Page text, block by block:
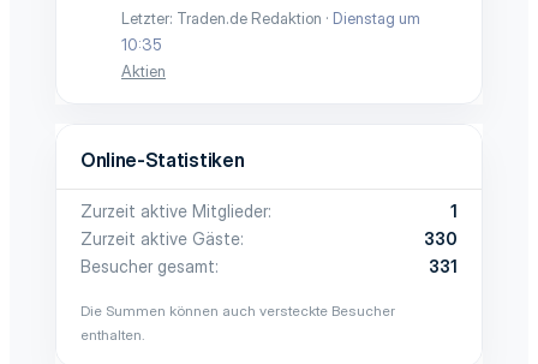
Letzter: Traden.de Redaktion
Dienstag um
10:35
Aktien
Online-Statistiken
Zurzeit aktive Mitglieder
1
Zurzeit aktive Gäste
330
Besucher gesamt
331
Die Summen können auch versteckte Besucher
enthalten.